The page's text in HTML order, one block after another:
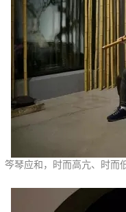
琴应和，时而高亢、时